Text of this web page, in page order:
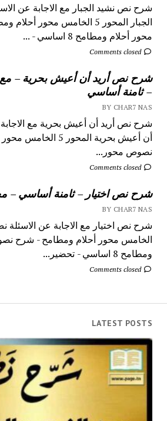
شرح نص نشيد الجبار مع الاجابة عن
الجبار المحور 5 الخامس
محور أحلام ومطامح 8 اساسي - ...
Comments closed
شرح نص أريد أن أعيش بحرية – مع
– ثامنة أساسي
BY CHAR7 NAS
شرح نص أريد أن أعيش بحرية مع
أن أعيش بحرية
نصوص محور...
Comments closed
شرح نص اختيار – ثامنة أساسي –
BY CHAR7 NAS
الخامس محور أحلام ومطامح - شرح
ومطامح 8 اساسي - تحضير...
Comments closed
LATEST POSTS